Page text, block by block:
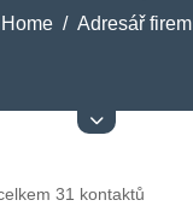
Home Adresář firem
31 kontaktů